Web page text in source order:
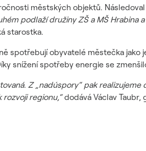
městských objektů.
podlaží družiny ZŠ a MŠ Hrabina
starostka.
spotřebují obyvatelé městečka jako
snížení spotřeby energie se
Z „nadúspory“ pak
regionu,“dodává Václav Taubr,